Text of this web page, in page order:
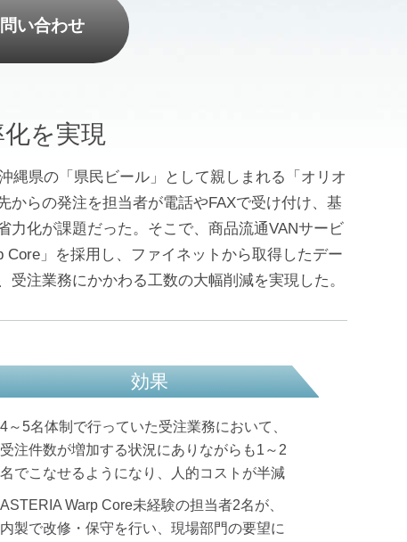
い合わせ
を実現
縄県の「県民ビール」として親しまれる「オリオ
らの発注を担当者が電話やFAXで受け付け、基
化が課題だった。そこで、商品流通VANサービ
」を採用し、ファイネットから取得したデー
注業務にかかわる工数の大幅削減を実現した。
効果
4～5名体制で行っていた受注業務において、
受注件数が増加する状況にありながらも1～2
名でこなせるようになり、人的コストが半減
ASTERIA Warp Core未経験の担当者2名が、
内製で改修・保守を行い、現場部門の要望に